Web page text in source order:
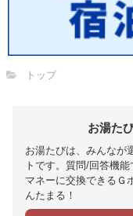
トップ
お湯た
お湯たびは、みんなが
トです。質問/回答機
マネーに交換できるＧ
んたまる！